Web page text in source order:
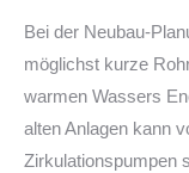
Bei der Neubau-
möglichst kurze
warmen Wassers
alten Anlagen kann
Zirkulationspumpen